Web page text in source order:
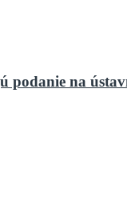
podanie na